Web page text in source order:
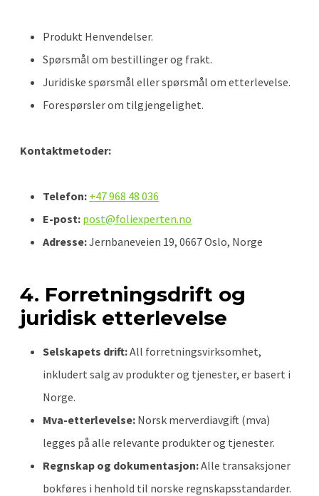
Produkt Henvendelser.
Spørsmål om bestillinger og frakt.
Juridiske spørsmål eller spørsmål om etterlevelse.
Forespørsler om tilgjengelighet.
Kontaktmetoder:
Telefon: +47 968 48 036
E-post: post@foliexperten.no
Adresse:Jernbaneveien 19, 0667 Oslo, Norge
4. Forretningsdrift og
juridisk etterlevelse
Selskapets drift:All forretningsvirksomhet,
inkludert salg av produkter og tjenester, er basert i
Norge.
Mva-etterlevelse: Norsk merverdiavgift (mva)
legges på alle relevante produkter og tjenester.
Regnskap og dokumentasjon:Alle transaksjoner
bokføres i henhold til norske regnskapsstandarder.